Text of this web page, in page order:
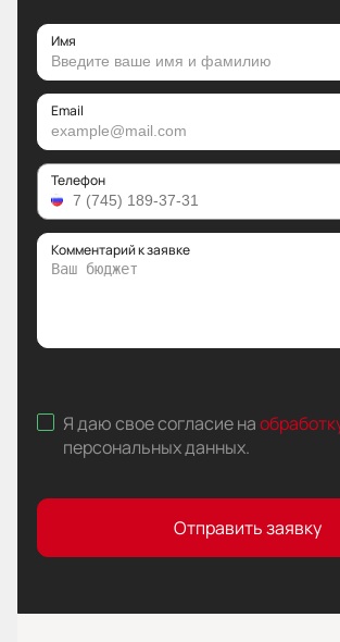
Имя
Email
Телефон
Комментарий к заявке
Я даю свое согласие на
персональных данных.
Отправить заявку